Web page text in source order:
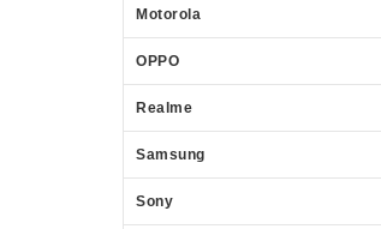
Motorola
OPPO
Realme
Samsung
Sony